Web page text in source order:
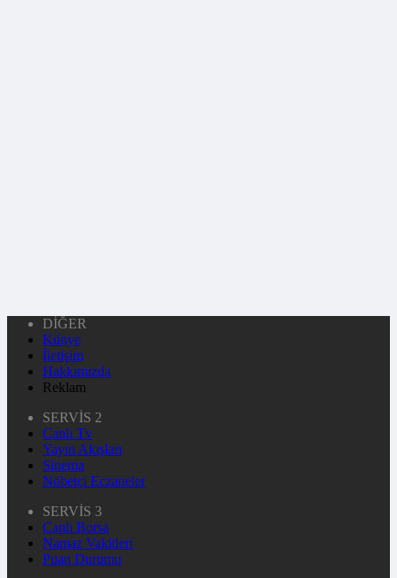
DİĞER
Künye
İletişim
Hakkımızda
Reklam
SERVİS 2
Canlı Tv
Yayın Akışları
Sinema
Nöbetçi Eczaneler
SERVİS 3
Canlı Borsa
Namaz Vakitleri
Puan Durumu